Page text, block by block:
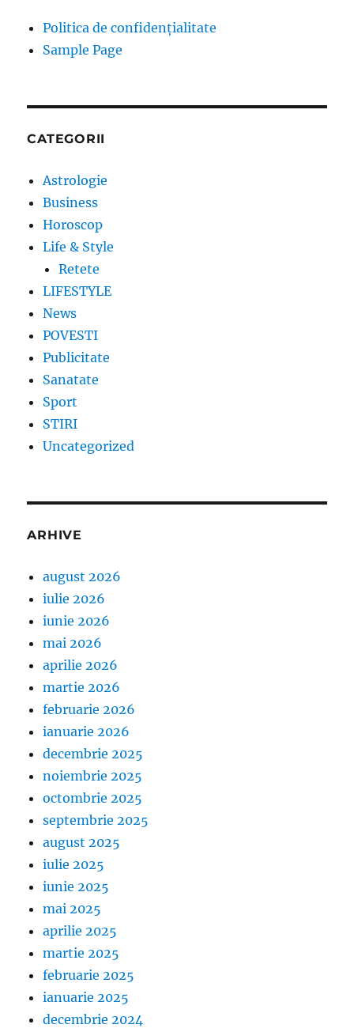
Politica de confidențialitate
Sample Page
CATEGORII
Astrologie
Business
Horoscop
Life & Style
Retete
LIFESTYLE
News
POVESTI
Publicitate
Sanatate
Sport
STIRI
Uncategorized
ARHIVE
august 2026
iulie 2026
iunie 2026
mai 2026
aprilie 2026
martie 2026
februarie 2026
ianuarie 2026
decembrie 2025
noiembrie 2025
octombrie 2025
septembrie 2025
august 2025
iulie 2025
iunie 2025
mai 2025
aprilie 2025
martie 2025
februarie 2025
ianuarie 2025
decembrie 2024